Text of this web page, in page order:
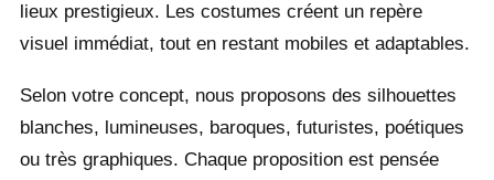
lieux prestigieux. Les costumes créent un repère
visuel immédiat, tout en restant mobiles et adaptables.
Selon votre concept, nous proposons des silhouettes
blanches, lumineuses, baroques, futuristes, poétiques
ou très graphiques. Chaque proposition est pensée